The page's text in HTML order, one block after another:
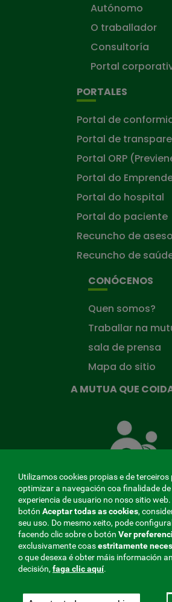
Autónomo
O traballador
Consultoría
Portal
PORTALES
Portal de
Portal de
Portal ORP
Portal do
Portal do hospital
Portal do paciente
Recuncho de
Recuncho de
CONÓCENOS
Quen somos?
Traballar na
sala de prensa
Mapa do sitio
A MUTUA QUE
Mutua
que
MENÚ
REDES
SOCIALES
Utilizamos cookies propias e de terceiros
optimizar a navegación coa finalidade
experiencia de usuario no noso sitio
botón Aceptar todas as cookies,
seu uso. Do mesmo xeito, pode
facendo clic sobre o botón Ver
exclusivamente coasestritamente
o que desexa é obter máis información
decisión, faga clic aquí.